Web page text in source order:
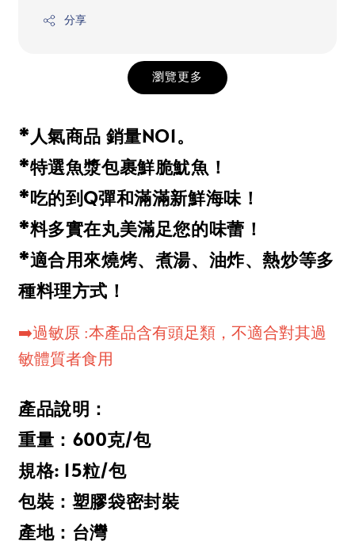
分享
瀏覽更多
*人氣商品 銷量NO1。
*特選魚漿包裹鮮脆魷魚！
*吃的到Q彈和滿滿新鮮海味！
*料多實在丸美滿足您的味蕾！
*適合用來燒烤、煮湯、油炸、熱炒等多
種料理方式！
➡️過敏原 :本產品含有頭足類，不適合對其過
敏體質者食用
產品說明：
重量：600克/包
規格: 15粒/包
包裝：塑膠袋密封裝
產地：台灣